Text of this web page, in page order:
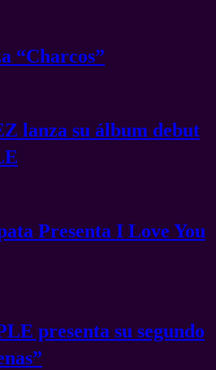
“Charcos”
lanza su álbum debut
Presenta I Love You
presenta su segundo